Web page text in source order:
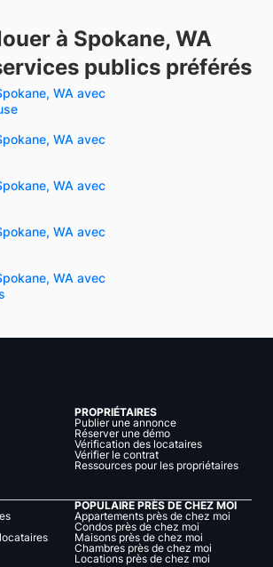
à Spokane, WA
publics préférés
WA avec
WA avec
WA avec
WA avec
WA avec
PROPRIÉTAIRES
Publier une annonce
Réserver une démo
Vérification des locataires
Vérifier le contrat
Ressources pour les propriétaires
POPULAIRE PRÈS DE CHEZ MOI
Appartements près de chez moi
Condos près de chez moi
Maisons près de chez moi
Chambres près de chez moi
Locations près de chez moi